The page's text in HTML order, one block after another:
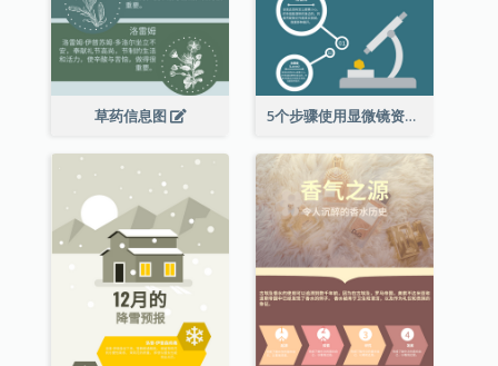
草药信息图 5个步骤使用显微镜资料图